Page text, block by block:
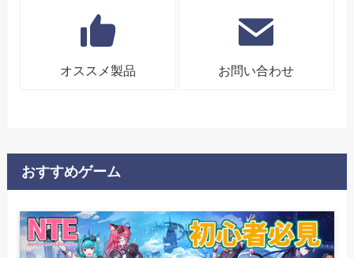
オススメ製品 お問い合わせ
おすすめゲーム